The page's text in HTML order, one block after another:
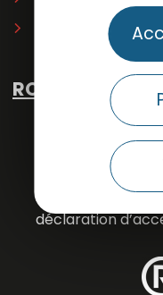
Espace presse
RODEZ
mentions légales
conditions
déclaration